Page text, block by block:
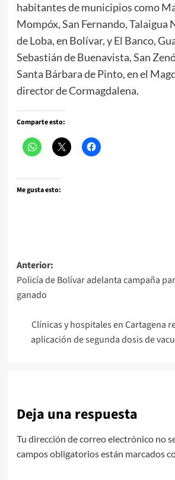
habitantes de municipios como
Mompóx, San Fernando, Talaigua
de Loba, en Bolívar, y El Banco,
Sebastián de Buenavista, San
Santa Bárbara de Pinto, en el
director de Cormagdalena.
Comparte esto:
Me gusta esto:
Navegación
de
entradas
Anterior:
Policía de Bolívar adelanta campaña
ganado
Clínicas y hospitales en Cartagena
aplicación de segunda dosis de
Deja una respuesta
Tu dirección de correo electrónico no
campos obligatorios están marcados